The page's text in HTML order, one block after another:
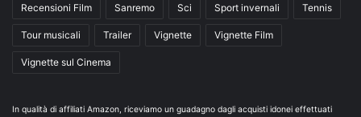
Recensioni Film Sanremo Sci Sport invernali Tennis
Tour musicali Trailer Vignette Vignette Film
Vignette sul Cinema
In qualità di affiliati Amazon, riceviamo un guadagno dagli acquisti idonei effettuati